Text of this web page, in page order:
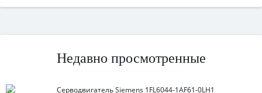
Недавно просмотренные